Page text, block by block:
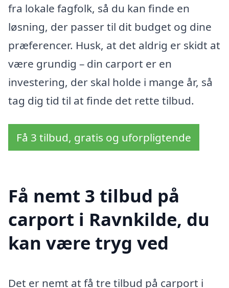
fra lokale fagfolk, så du kan finde en
løsning, der passer til dit budget og dine
præferencer. Husk, at det aldrig er skidt at
være grundig – din carport er en
investering, der skal holde i mange år, så
tag dig tid til at finde det rette tilbud.
Få 3 tilbud, gratis og uforpligtende
Få nemt 3 tilbud på
carport i Ravnkilde, du
kan være tryg ved
Det er nemt at få tre tilbud på carport i